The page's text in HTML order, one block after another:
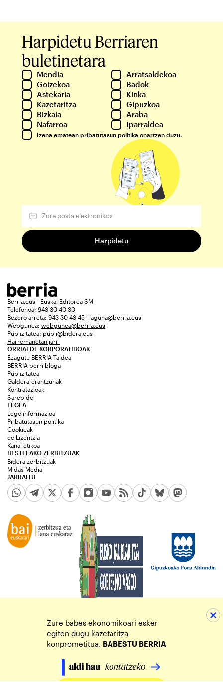
Harpidetu Berriaren
buletinetara
Mendia
Arratsaldekoa
Goizekoa
Badok
Astekaria
Kinka
Kazetaritza
Gipuzkoa
Bizkaia
Araba
Nafarroa
Iparraldea
Izena ematean pribatutasun politika onartzen duzu.
Berria.eus - Euskal Editorea SM
Telefonoa: 943 30 40 30
Bezero arreta: 943 30 43 45 | laguna@berria.eus
Webgunea: webgunea@berria.eus
Publizitatea: publi@bidera.eus
Harremanetan jarri
ORRIALDE KORPORATIBOAK
Ezagutu BERRIA Taldea
BERRIA berri bloga
Publizitatea
Galdera-erantzunak
Kontratazioak
Sarebide
JARRAITU
LEGEA
Lege informazioa
Pribatutasun politika
Cookieak
cc Lizentzia
Kanal etikoa
BESTELAKO ZERBITZUAK
Bidera zerbitzuak
Midas Media
Zure babes ekonomikoari esker
egiten dugu kazetaritza
konprometitua. BABESTU BERRIA